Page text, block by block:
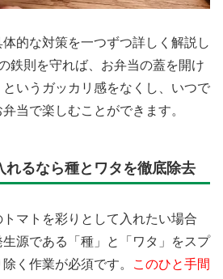
的な対策を一つずつ詳しく解説し
鉄則を守れば、お弁当の蓋を開け
いうガッカリ感をなくし、いつで
当で楽しむことができます。
れるなら種とワタを徹底除去
マトを彩りとして入れたい場合
源である「種」と「ワタ」をスプ
く作業が必須です。
このひと手間